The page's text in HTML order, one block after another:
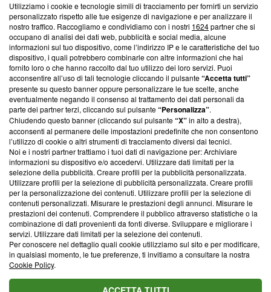
Questa sezione offre informazioni trasparenti su Blasting
News, sui nostri processi editoriali e su come ci impegniamo a
creare news di qualità. Inoltre, afferma la nostra aderenza a
‘Trust Project - News with Integrity’Blasting News non è
ancora membro del programma, ma ha richiesto di farne
parte; Trust Project non ha ancora effettuato una verifica di
conformità agli standard.
Su di noi
Team editoriale
Corporate
Redazione
Informativa Privacy
Cookie Policy
Blasting SA, IDI CHE-247.845.224, Via Carlo Frasca, 3 - 6900
Lugano (Svizzera) Tel:+39 0690258937
© 2026 Blasting News
Utilizziamo i cookie e tecnologie simili di tracciamento per fornirti un servizio
personalizzato rispetto alle tue esigenze di navigazione e per analizzare il
nostro traffico. Raccogliamo e condividiamo con i nostri 1624partner che si
occupano di analisi dei dati web, pubblicità e social media, alcune
informazioni sul tuo dispositivo, come l’indirizzo IP e le caratteristiche del tuo
dispositivo, i quali potrebbero combinarle con altre informazioni che hai
fornito loro o che hanno raccolto dal tuo utilizzo dei loro servizi. Puoi
acconsentire all’uso di tali tecnologie cliccando il pulsante“Accetta tutti”
presente su questo banner oppure personalizzare le tue scelte, anche
eventualmente negando il consenso al trattamento dei dati personali da
parte dei partner terzi, cliccando sul pulsante“Personalizza”.
Chiudendo questo banner (cliccando sul pulsante“X”in alto a destra),
acconsenti al permanere delle impostazioni predefinite che non consentono
l’utilizzo di cookie o altri strumenti di tracciamento diversi dai tecnici.
Noi e i nostri partner trattiamo i tuoi dati di navigazione per: Archiviare
informazioni su dispositivo e/o accedervi. Utilizzare dati limitati per la
selezione della pubblicità. Creare profili per la pubblicità personalizzata.
Utilizzare profili per la selezione di pubblicità personalizzata. Creare profili
per la personalizzazione dei contenuti. Utilizzare profili per la selezione di
contenuti personalizzati. Misurare le prestazioni degli annunci. Misurare le
prestazioni dei contenuti. Comprendere il pubblico attraverso statistiche o la
combinazione di dati provenienti da fonti diverse. Sviluppare e migliorare i
servizi. Utilizzare dati limitati per la selezione dei contenuti.
Per conoscere nel dettaglio quali cookie utilizziamo sul sito e per modificare,
in qualsiasi momento, le tue preferenze, ti invitiamo a consultare la nostra
Cookie Policy.